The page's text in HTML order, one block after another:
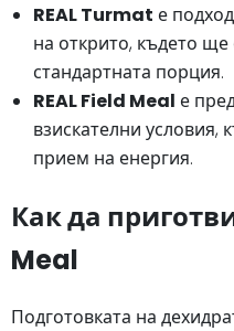
REAL Turmat е
на открито, където
стандартната порция.
REAL Field Meal е
взискателни условия,
прием на енергия.
Как да
Meal
Подготовката на